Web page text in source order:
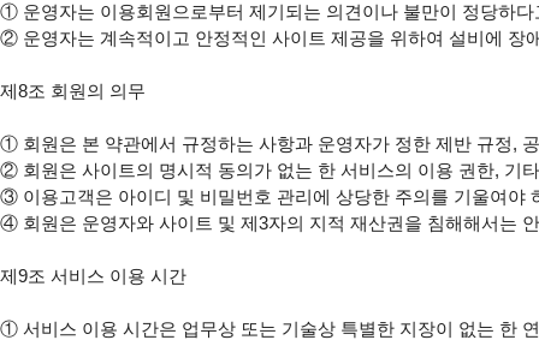
①
② 운영자는 계속적이고 안정적인 사이트 제공을 위하여 설비에
제8조 회원의 의무
①
②
③
④ 회원은 운영자와 사이트 및 제3자의 지적 재산권을 침해해서는
제9조 서비스 이용 시간
①